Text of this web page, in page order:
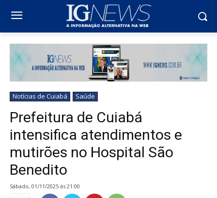
Notícias de Cuiabá Saúde
Prefeitura de Cuiabá
intensifica atendimentos e
mutirões no Hospital São
Benedito
sábado, 01/11/2025 ás 21:00